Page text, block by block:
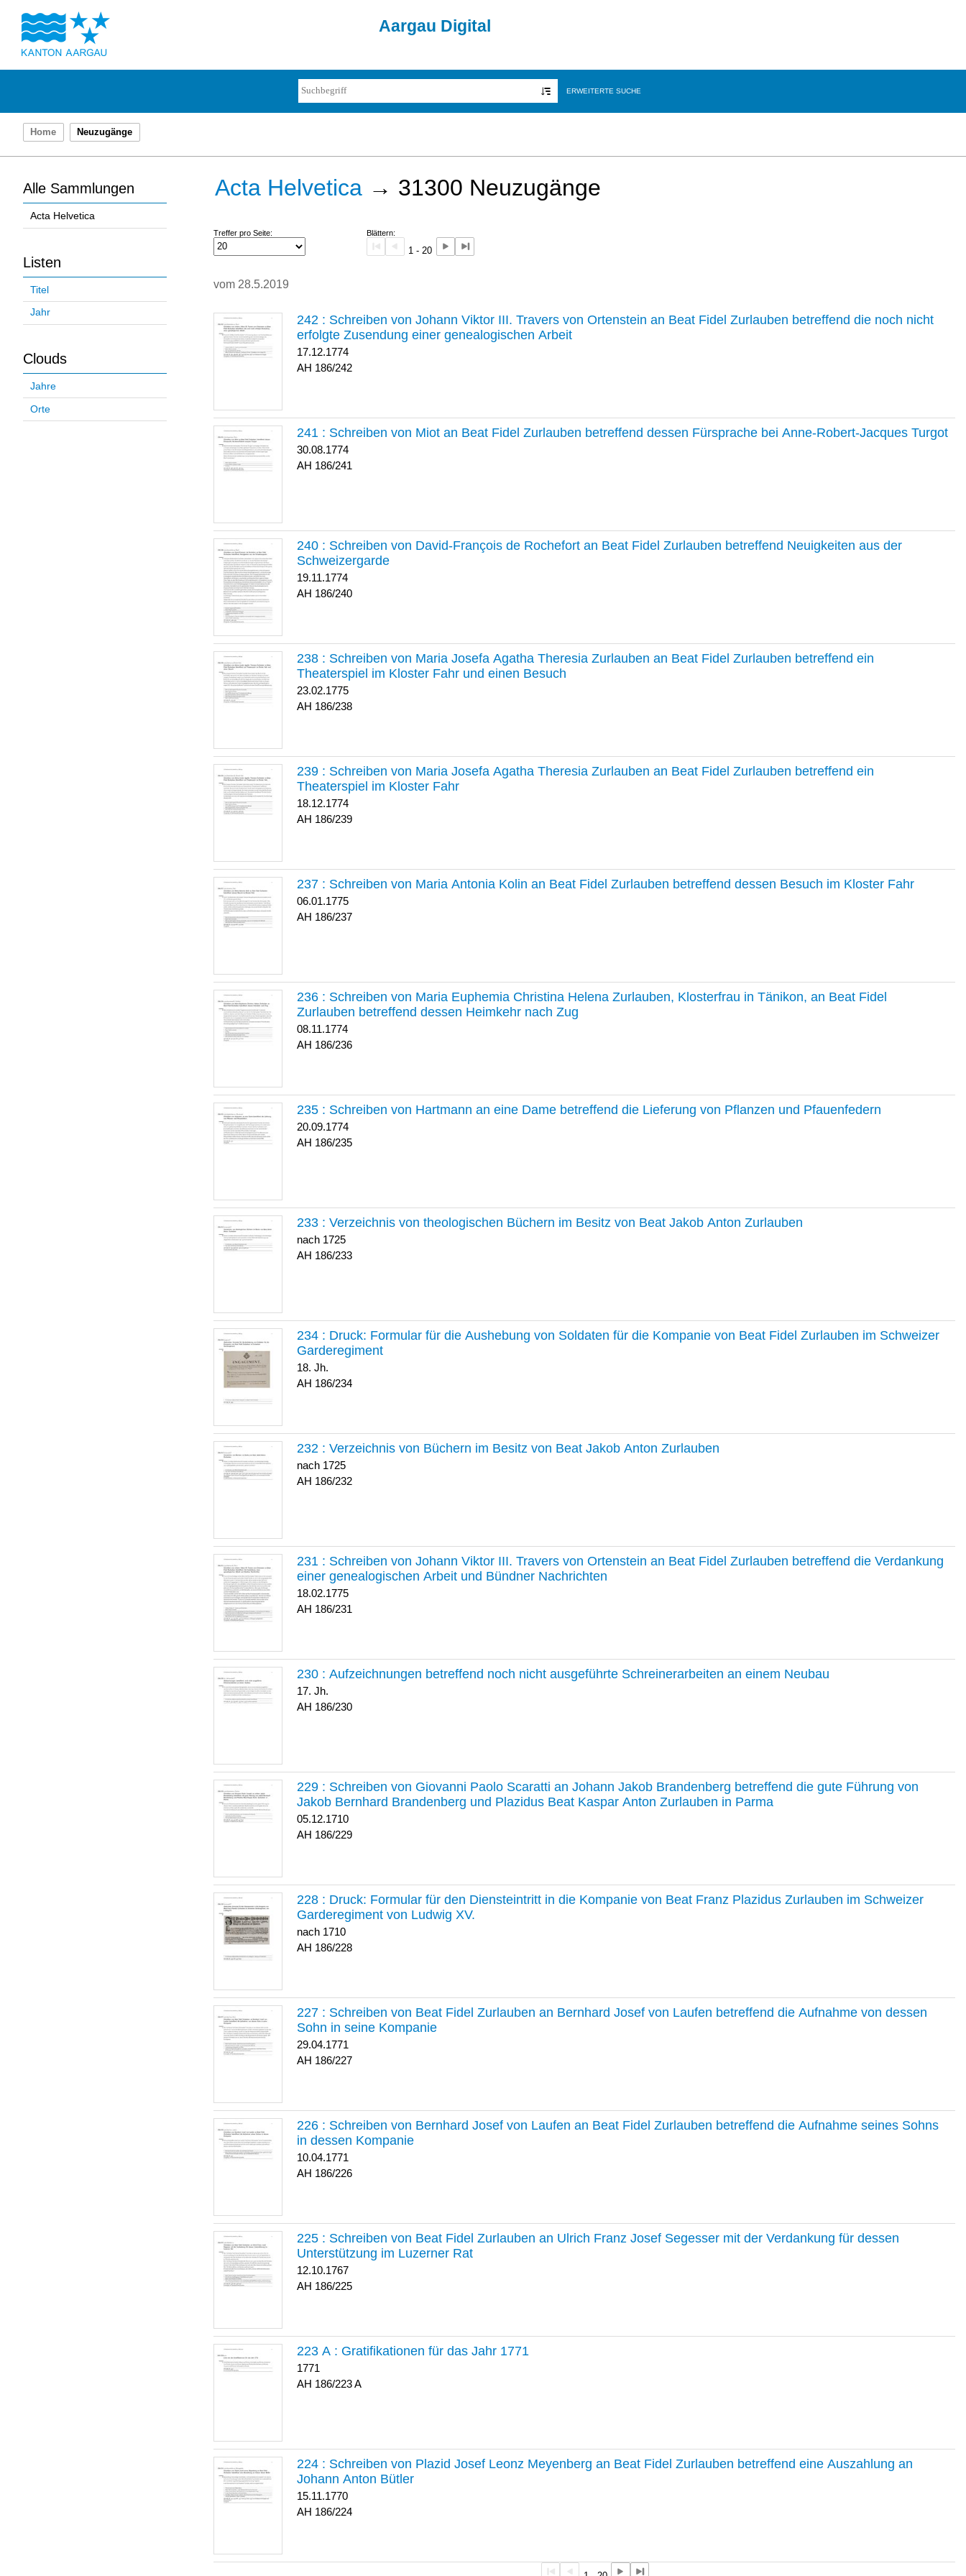
Aargau Digital
ERWEITERTE SUCHE
Home Neuzugänge
Alle Sammlungen
Acta Helvetica
Listen
Titel
Jahr
Clouds
Jahre
Orte
Acta Helvetica → 31300 Neuzugänge
Treffer pro Seite: Blättern:
1 - 20
vom 28.5.2019
242 : Schreiben von Johann Viktor III. Travers von Ortenstein an Beat Fidel Zurlauben betreffend die noch nicht
erfolgte Zusendung einer genealogischen Arbeit
17.12.1774
186/242
241 : Schreiben von Miot an Beat Fidel Zurlauben betreffend dessen Fürsprache bei Anne-Robert-Jacques Turgot
30.08.1774
186/241
240 : Schreiben von David-François de Rochefort an Beat Fidel Zurlauben betreffend Neuigkeiten aus der
Schweizergarde
19.11.1774
186/240
238 : Schreiben von Maria Josefa Agatha Theresia Zurlauben an Beat Fidel Zurlauben betreffend ein
Theaterspiel im Kloster Fahr und einen Besuch
23.02.1775
186/238
239 : Schreiben von Maria Josefa Agatha Theresia Zurlauben an Beat Fidel Zurlauben betreffend ein
Theaterspiel im Kloster Fahr
18.12.1774
186/239
237 : Schreiben von Maria Antonia Kolin an Beat Fidel Zurlauben betreffend dessen Besuch im Kloster Fahr
06.01.1775
186/237
236 : Schreiben von Maria Euphemia Christina Helena Zurlauben, Klosterfrau in Tänikon, an Beat Fidel
Zurlauben betreffend dessen Heimkehr nach Zug
08.11.1774
186/236
235 : Schreiben von Hartmann an eine Dame betreffend die Lieferung von Pflanzen und Pfauenfedern
20.09.1774
186/235
233 : Verzeichnis von theologischen Büchern im Besitz von Beat Jakob Anton Zurlauben
nach 1725
186/233
234 : Druck: Formular für die Aushebung von Soldaten für die Kompanie von Beat Fidel Zurlauben im Schweizer
Garderegiment
18. Jh.
186/234
232 : Verzeichnis von Büchern im Besitz von Beat Jakob Anton Zurlauben
nach 1725
186/232
231 : Schreiben von Johann Viktor III. Travers von Ortenstein an Beat Fidel Zurlauben betreffend die Verdankung
einer genealogischen Arbeit und Bündner Nachrichten
18.02.1775
186/231
230 : Aufzeichnungen betreffend noch nicht ausgeführte Schreinerarbeiten an einem Neubau
17. Jh.
186/230
229 : Schreiben von Giovanni Paolo Scaratti an Johann Jakob Brandenberg betreffend die gute Führung von
Jakob Bernhard Brandenberg und Plazidus Beat Kaspar Anton Zurlauben in Parma
05.12.1710
186/229
228 : Druck: Formular für den Diensteintritt in die Kompanie von Beat Franz Plazidus Zurlauben im Schweizer
Garderegiment von Ludwig XV.
nach 1710
186/228
227 : Schreiben von Beat Fidel Zurlauben an Bernhard Josef von Laufen betreffend die Aufnahme von dessen
Sohn in seine Kompanie
29.04.1771
186/227
226 : Schreiben von Bernhard Josef von Laufen an Beat Fidel Zurlauben betreffend die Aufnahme seines Sohns
in dessen Kompanie
10.04.1771
186/226
225 : Schreiben von Beat Fidel Zurlauben an Ulrich Franz Josef Segesser mit der Verdankung für dessen
Unterstützung im Luzerner Rat
12.10.1767
186/225
223 A : Gratifikationen für das Jahr 1771
1771
186/223 A
224 : Schreiben von Plazid Josef Leonz Meyenberg an Beat Fidel Zurlauben betreffend eine Auszahlung an
Johann Anton Bütler
15.11.1770
186/224